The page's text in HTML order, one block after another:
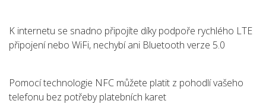
K internetu se snadno připojíte díky podpoře rychlého LTE
připojení nebo WiFi, nechybí ani Bluetooth verze 5.0
Pomocí technologie NFC můžete platit z pohodlí vašeho
telefonu bez potřeby platebních karet